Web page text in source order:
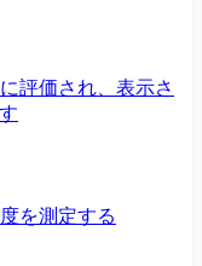
評価され、表示さ
を測定する